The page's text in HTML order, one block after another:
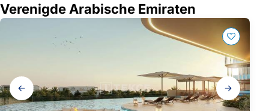
Verenigde Arabische Emiraten
Galerij
navigatie